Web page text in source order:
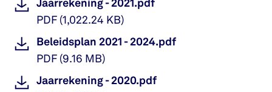
Jaarrekening - 2021.pdf
PDF (1,022.24 KB)
Beleidsplan 2021 - 2024.pdf
PDF (9.16 MB)
Jaarrekening - 2020.pdf